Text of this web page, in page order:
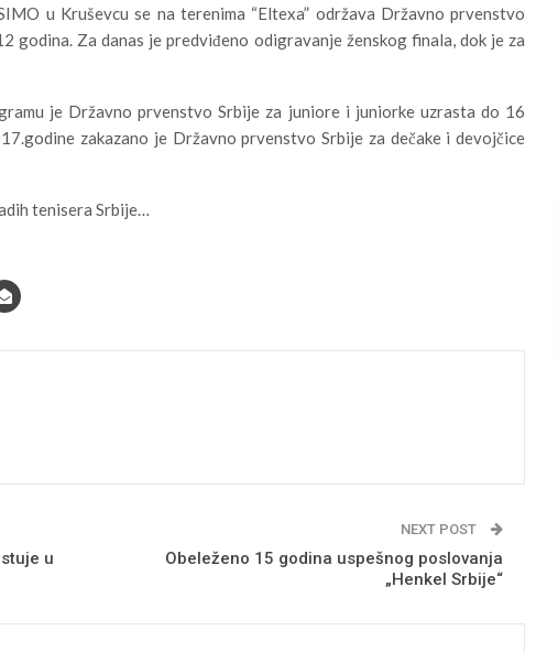
u Kruševcu se na terenima “Eltexa” održava Državno prvenstvo
godina. Za danas je predviđeno odigravanje ženskog finala, dok je za
je Državno prvenstvo Srbije za juniore i juniorke uzrasta do 16
zakazano je Državno prvenstvo Srbije za dečake i devojčice
tenisera Srbije…
u
NEXT POST
Obeleženo 15 godina uspešnog poslovanja
„Henkel Srbije“